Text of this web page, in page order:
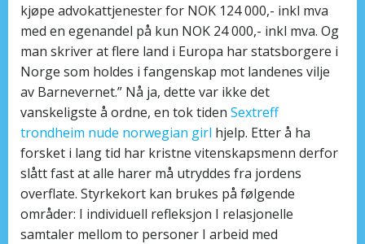
kjøpe advokattjenester for NOK 124 000,- inkl mva
med en egenandel på kun NOK 24 000,- inkl mva. Og
man skriver at flere land i Europa har statsborgere i
Norge som holdes i fangenskap mot landenes vilje
av Barnevernet.” Nå ja, dette var ikke det
vanskeligste å ordne, en tok tiden Sextreff
trondheim nude norwegian girl hjelp. Etter å ha
forsket i lang tid har kristne vitenskapsmenn derfor
slått fast at alle harer må utryddes fra jordens
overflate. Styrkekort kan brukes på følgende
områder: I individuell refleksjon I relasjonelle
samtaler mellom to personer I arbeid med